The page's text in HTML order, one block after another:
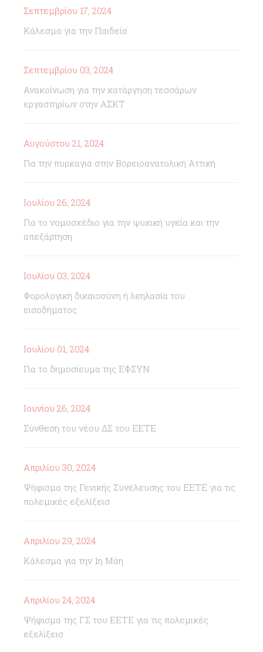
Σεπτεμβρίου 17, 2024
Κάλεσμα για την Παιδεία
Σεπτεμβρίου 03, 2024
Ανακοίνωση για την κατάργηση τεσσάρων
εργαστηρίων στην ΑΣΚΤ
Αυγούστου 21, 2024
Για την πυρκαγιά στην Βορειοανατολική Αττική
Ιουλίου 26, 2024
Για το νομοσχέδιο για την ψυχική υγεία και την
απεξάρτηση
Ιουλίου 03, 2024
Φορολογική δικαιοσύνη ή λεηλασία του
εισοδήματος
Ιουλίου 01, 2024
Για το δημοσίευμα της ΕΦΣΥΝ
Ιουνίου 26, 2024
Σύνθεση του νέου ΔΣ του ΕΕΤΕ
Απριλίου 30, 2024
Ψήφισμα της Γενικής Συνέλευσης του ΕΕΤΕ για τις
πολεμικές εξελίξεισ
Απριλίου 29, 2024
Κάλεσμα για την 1η Μάη
Απριλίου 24, 2024
Ψήφισμα της ΓΣ του ΕΕΤΕ για τις πολεμικές
εξελίξεισ